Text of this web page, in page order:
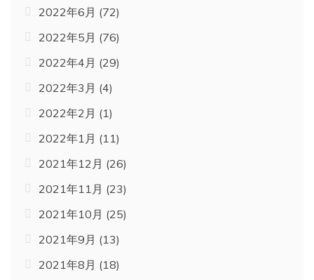
2022年6月 (72)
2022年5月 (76)
2022年4月 (29)
2022年3月 (4)
2022年2月 (1)
2022年1月 (11)
2021年12月 (26)
2021年11月 (23)
2021年10月 (25)
2021年9月 (13)
2021年8月 (18)